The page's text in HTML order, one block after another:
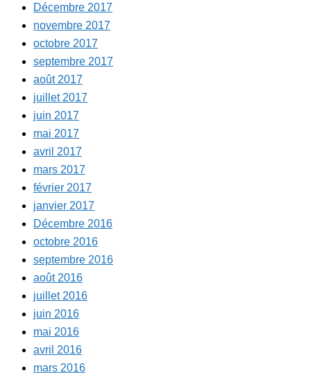
Décembre 2017
novembre 2017
octobre 2017
septembre 2017
août 2017
juillet 2017
juin 2017
mai 2017
avril 2017
mars 2017
février 2017
janvier 2017
Décembre 2016
octobre 2016
septembre 2016
août 2016
juillet 2016
juin 2016
mai 2016
avril 2016
mars 2016